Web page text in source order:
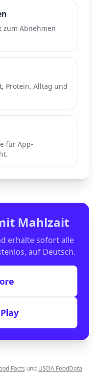
zum Abnehmen
Protein, Alltag und
für App-
Mahlzait
erhalte sofort alle
auf Deutsch.
Facts und USDA FoodData